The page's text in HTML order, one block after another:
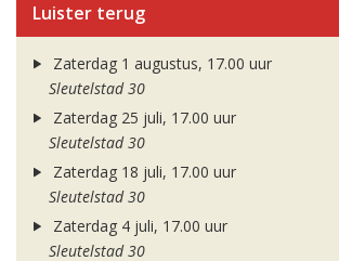
Luister terug
Zaterdag 1 augustus, 17.00 uur
Sleutelstad 30
Zaterdag 25 juli, 17.00 uur
Sleutelstad 30
Zaterdag 18 juli, 17.00 uur
Sleutelstad 30
Zaterdag 4 juli, 17.00 uur
Sleutelstad 30